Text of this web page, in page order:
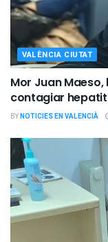
VALÈNCIA CIUTAT
Mor Juan
contagiar
BYNOTICIES EN VALENCIÀ